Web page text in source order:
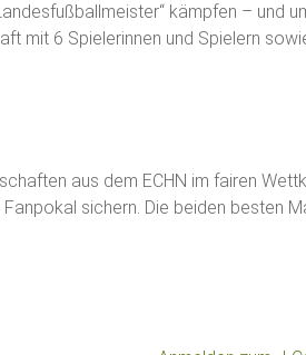
kämpfen – und
mit 6 Spielerinnen und Spielern
aus dem ECHN im fairen
sichern. Die beiden besten